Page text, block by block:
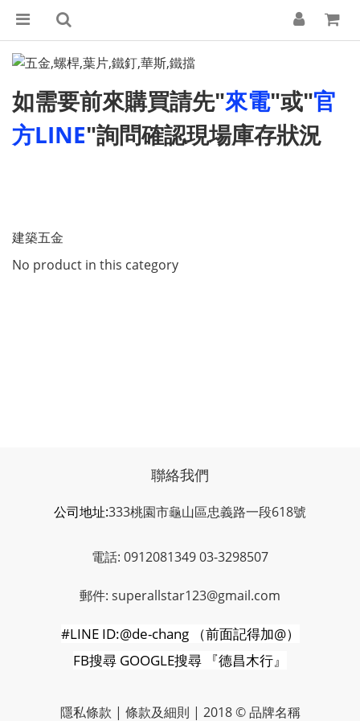
如需要前來購買請先"來電"或"官
方LINE"詢問確認現場庫存狀況
建築五金
No product in this category
聯絡我們
公司地址:333桃園市龜山區忠義路一段618號
電話: 0912081349 03-3298507
郵件: superallstar123@gmail.com
#LINE ID:@de-chang （前面記得加@）
FB搜尋 GOOGLE搜尋 『德昌木行』
隱私條款 | 條款及細則 | 2018 © 品牌名稱